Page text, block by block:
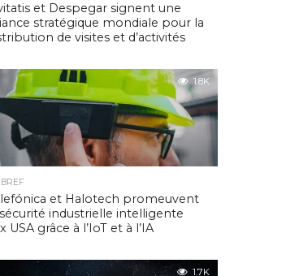
et Despegar signent une
stratégique mondiale pour la
de visites et d’activités
1.8K
et Halotech promeuvent
industrielle intelligente
USA grâce à l’IoT et à l’IA
1.7K